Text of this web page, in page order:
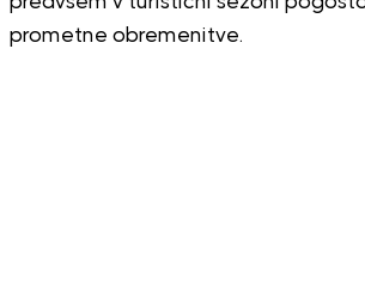
prometne obremenitve.